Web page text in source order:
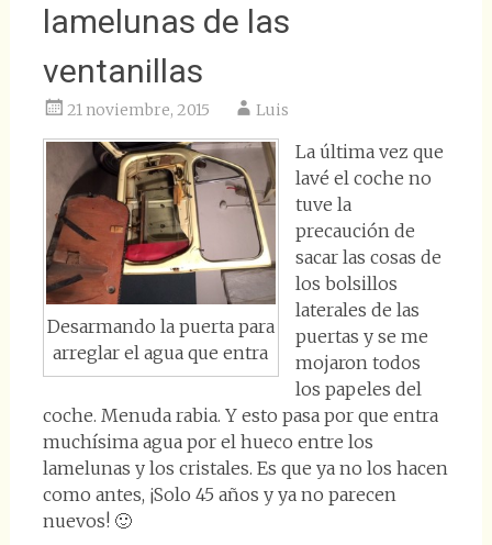
lamelunas de las
ventanillas
21 noviembre, 2015 Luis
Desarmando la puerta para
arreglar el agua que entra
La última vez que
lavé el coche no
tuve la
precaución de
sacar las cosas de
los bolsillos
laterales de las
puertas y se me
mojaron todos
los papeles del
coche. Menuda rabia. Y esto pasa por que entra
muchísima agua por el hueco entre los
lamelunas y los cristales. Es que ya no los hacen
como antes, ¡Solo 45 años y ya no parecen
nuevos! 🙂